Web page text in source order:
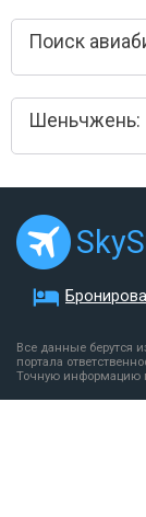
Поиск
Шеньчжень:
Все данные берутся
портала
Точную информацию